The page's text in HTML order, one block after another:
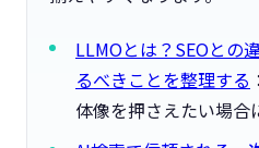
LLMOとは？SEOとの
るべきことを整理する
体像を押さえたい場合